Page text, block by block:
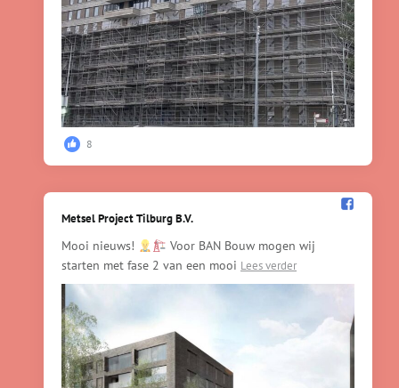
8
Metsel Project Tilburg B.V.️
Mooi nieuws!
Voor BAN Bouw mogen wij
starten met fase 2 van een mooi Lees verder